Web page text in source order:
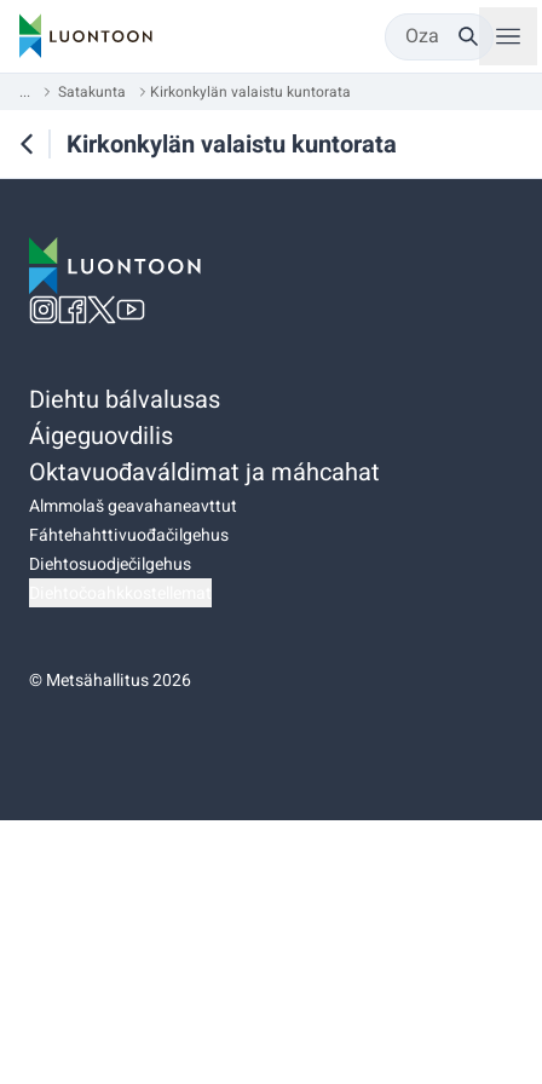
Oza
... Satakunta Kirkonkylän valaistu kuntorata
Kirkonkylän valaistu kuntorata
Diehtu bálvalusas
Áigeguovdilis
Oktavuođaváldimat ja máhcahat
Almmolaš geavahaneavttut
Fáhtehahttivuođačilgehus
Diehtosuodječilgehus
©Metsähallitus 2026